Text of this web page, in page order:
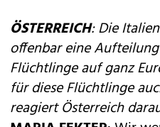
ÖSTERREICH: Die
offenbar eine
Flüchtlinge auf ganz
für diese Flüchtlinge
reagiert Österreich